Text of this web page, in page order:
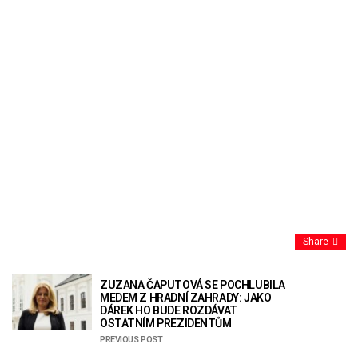
Share
ZUZANA ČAPUTOVÁ SE POCHLUBILA
MEDEM Z HRADNÍ ZAHRADY: JAKO
DÁREK HO BUDE ROZDÁVAT
OSTATNÍM PREZIDENTŮM
PREVIOUS POST